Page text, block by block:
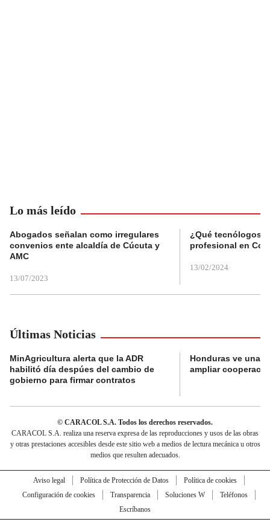
Lo más leído
Abogados señalan como irregulares
convenios ente alcaldía de Cúcuta y
AMC
13/07/2023
¿Qué tecnólogos
profesional en
13/02/2024
Últimas Noticias
MinAgricultura alerta que la ADR
habilitó día despúes del cambio de
gobierno para firmar contratos
Honduras ve una
ampliar
© CARACOL S.A. Todos los derechos reservados.
CARACOL S.A. realiza una reserva expresa de las reproducciones y usos de las obras
y otras prestaciones accesibles desde este sitio web a medios de lectura mecánica u otros
medios que resulten adecuados.
Aviso legal Política de Protección de Datos
Política de cookies
Configuración de cookies
Transparencia Soluciones W
Teléfonos
Escríbanos